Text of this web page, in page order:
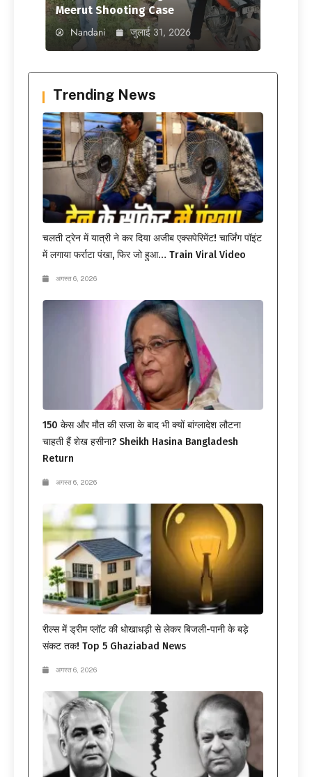
Meerut Shooting Case
Nandani जुलाई 31, 2026
Trending News
चलती ट्रेन में यात्री ने कर दिया अजीब एक्सपेरिमेंट! चार्जिंग पॉइंट
में लगाया फर्राटा पंखा, फिर जो हुआ… Train Viral Video
अगस्त 6, 2026
150 केस और मौत की सजा के बाद भी क्यों बांग्लादेश लौटना
चाहती हैं शेख हसीना? Sheikh Hasina Bangladesh
Return
अगस्त 6, 2026
रील्स में ड्रीम प्लॉट की धोखाधड़ी से लेकर बिजली-पानी के बड़े
संकट तक! Top 5 Ghaziabad News
अगस्त 6, 2026